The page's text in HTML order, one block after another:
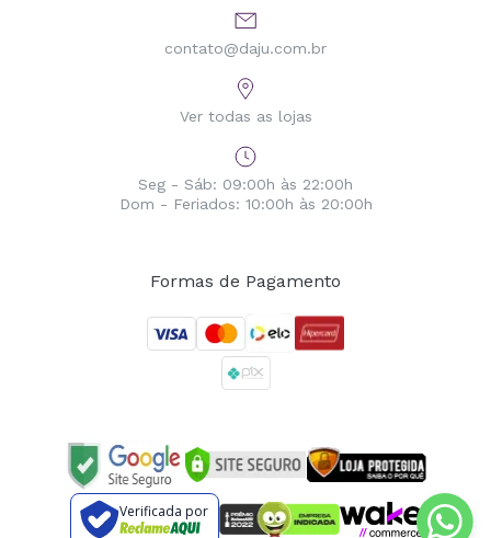
contato@daju.com.br
Ver todas as lojas
Seg - Sáb: 09:00h às 22:00h
Dom - Feriados: 10:00h às 20:00h
Formas de Pagamento
Verificada por